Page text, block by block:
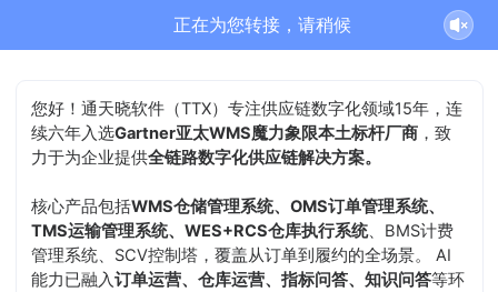
正在为您转接，请稍候
您好！通天晓软件（TTX）专注供应链数字化领域15年，连
续六年入选Gartner亚太WMS魔力象限本土标杆厂商 ，致
力于为企业提供全链路数字化供应链解决方案。
核心产品包括WMS仓储管理系统、OMS订单管理系统、
TMS运输管理系统、WES+RCS仓库执行系统、BMS计费
管理系统、SCV控制塔，覆盖从订单到履约的全场景。 AI
能力已融入订单运营、仓库运营、指标问答、知识问答等环